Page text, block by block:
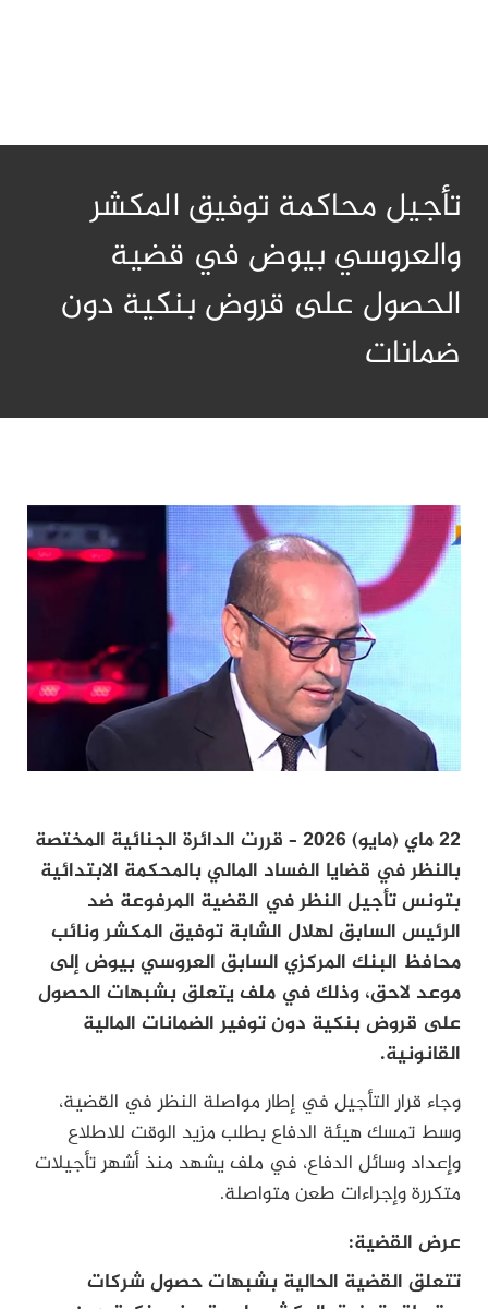
تأجيل محاكمة توفيق المكشر
والعروسي بيوض في قضية
الحصول على قروض بنكية دون
ضمانات
22 ماي (مايو) 2026 – قررت الدائرة الجنائية المختصة
بالنظر في قضايا الفساد المالي بالمحكمة الابتدائية
بتونس تأجيل النظر في القضية المرفوعة ضد
الرئيس السابق لهلال الشابة توفيق المكشر ونائب
محافظ البنك المركزي السابق العروسي بيوض إلى
موعد لاحق، وذلك في ملف يتعلق بشبهات الحصول
على قروض بنكية دون توفير الضمانات المالية
القانونية.
وجاء قرار التأجيل في إطار مواصلة النظر في القضية،
وسط تمسك هيئة الدفاع بطلب مزيد الوقت للاطلاع
وإعداد وسائل الدفاع، في ملف يشهد منذ أشهر تأجيلات
متكررة وإجراءات طعن متواصلة.
عرض القضية:
تتعلق القضية الحالية بشبهات حصول شركات